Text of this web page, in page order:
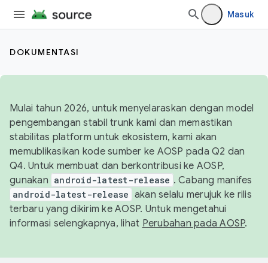
Masuk
DOKUMENTASI
Mulai tahun 2026, untuk menyelaraskan dengan model
pengembangan stabil trunk kami dan memastikan
stabilitas platform untuk ekosistem, kami akan
memublikasikan kode sumber ke AOSP pada Q2 dan
Q4. Untuk membuat dan berkontribusi ke AOSP,
gunakan android-latest-release . Cabang manifes
android-latest-release akan selalu merujuk ke rilis
terbaru yang dikirim ke AOSP. Untuk mengetahui
informasi selengkapnya, lihat Perubahan pada AOSP.